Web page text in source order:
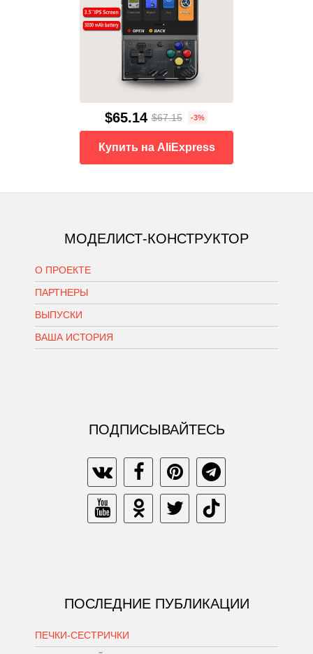
$65.14 $67.15 -3%
Купить на AliExpress
МОДЕЛИСТ-КОНСТРУКТОР
О ПРОЕКТЕ
ПАРТНЕРЫ
ВЫПУСКИ
ВАША ИСТОРИЯ
ПОДПИСЫВАЙТЕСЬ
ПОСЛЕДНИЕ ПУБЛИКАЦИИ
ПЕЧКИ-СЕСТРИЧКИ